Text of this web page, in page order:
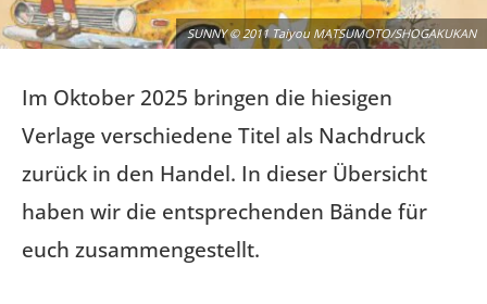
SUNNY © 2011 Taiyou MATSUMOTO/SHOGAKUKAN
Im Oktober 2025 bringen die hiesigen
Verlage verschiedene Titel als Nachdruck
zurück in den Handel. In dieser Übersicht
haben wir die entsprechenden Bände für
euch zusammengestellt.